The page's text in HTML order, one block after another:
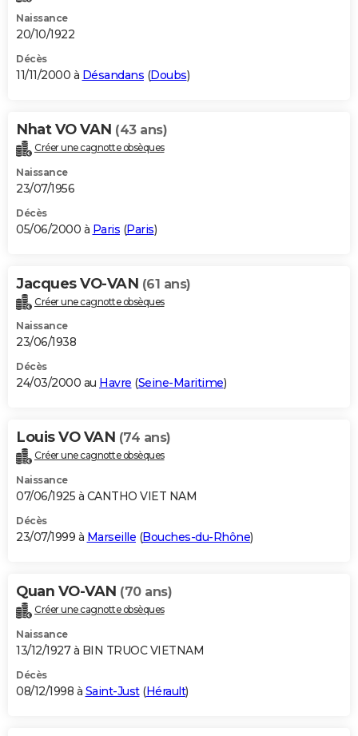
Naissance
20/10/1922
Décès
11/11/2000 à Désandans (Doubs)
Nhat VO VAN (43 ans)
Créer une cagnotte obsèques
Naissance
23/07/1956
Décès
05/06/2000 à Paris (Paris)
Jacques VO-VAN (61 ans)
Créer une cagnotte obsèques
Naissance
23/06/1938
Décès
24/03/2000 au Havre (Seine-Maritime)
Louis VO VAN (74 ans)
Créer une cagnotte obsèques
Naissance
07/06/1925 à CANTHO VIET NAM
Décès
23/07/1999 à Marseille (Bouches-du-Rhône)
Quan VO-VAN (70 ans)
Créer une cagnotte obsèques
Naissance
13/12/1927 à BIN TRUOC VIETNAM
Décès
08/12/1998 à Saint-Just(Hérault)